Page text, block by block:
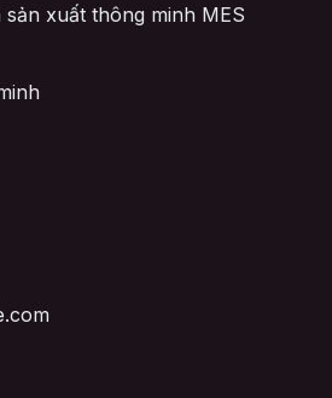
xuất thông minh MES